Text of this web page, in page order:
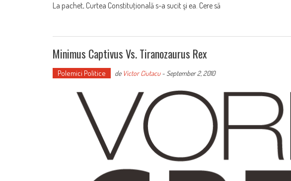
La pachet, Curtea Constituţională s-a sucit şi ea. Cere să
Minimus Captivus Vs. Tiranozaurus Rex
Polemici Politice de Victor Ciutacu- September 2, 2010